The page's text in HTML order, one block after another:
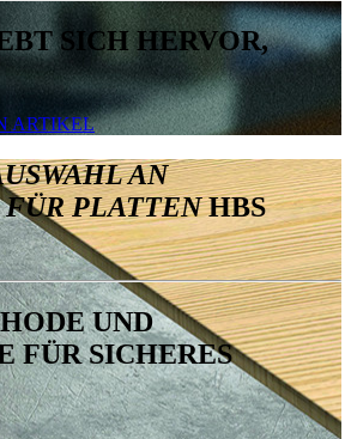
SICH HERVOR,
ARTIKEL
AN
PLATTEN HBS
UND
FÜR SICHERES